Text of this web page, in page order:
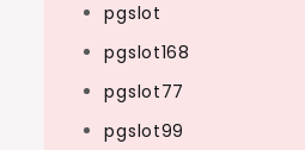
pgslot
pgslot168
pgslot77
pgslot99